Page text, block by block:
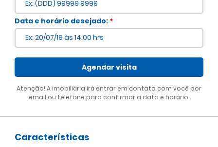
Data e horário desejado: *
Agendar visita
Atenção! A imobiliária irá entrar em contato com você por
email ou telefone para confirmar a data e horário.
Voltar
Características